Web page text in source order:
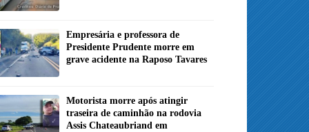
Empresária e professora de
Presidente Prudente morre em
grave acidente na Raposo Tavares
Motorista morre após atingir
traseira de caminhão na rodovia
Assis Chateaubriand em